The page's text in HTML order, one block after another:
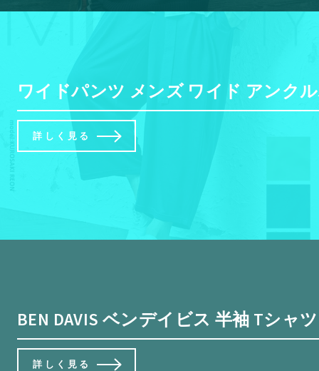
ワイドパンツ メンズ ワイド アンク
詳しく見る
BEN DAVIS ベンデイビス 半袖 Tシ
詳しく見る